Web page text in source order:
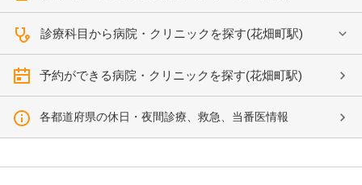
診療科目から病院・クリニックを探す(花畑町駅)
予約ができる病院・クリニックを探す(花畑町駅)
各都道府県の休日・夜間診療、救急、当番医情報